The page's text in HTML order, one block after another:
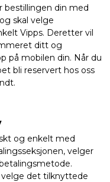
bestillingen din med
skal velge
Vipps. Deretter vil
ditt og
på mobilen din. Når du
bli reservert hos oss
og enkelt med
velger
det tilknyttede